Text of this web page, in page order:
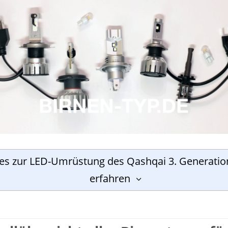
zur LED-Umrüstung des Qashqai 3.
erfahren